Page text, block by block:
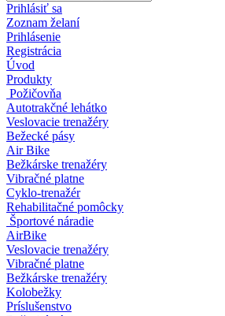
Prihlásiť sa
Zoznam želaní
Prihlásenie
Registrácia
Úvod
Produkty
Požičovňa
Autotrakčné lehátko
Veslovacie trenažéry
Bežecké pásy
Air Bike
Bežkárske trenažéry
Vibračné platne
Cyklo-trenažér
Rehabilitačné pomôcky
Športové náradie
AirBike
Veslovacie trenažéry
Vibračné platne
Bežkárske trenažéry
Kolobežky
Príslušenstvo